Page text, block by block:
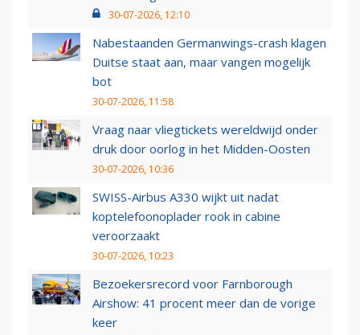
30-07-2026, 12:10
Nabestaanden Germanwings-crash klagen
Duitse staat aan, maar vangen mogelijk
bot
30-07-2026, 11:58
Vraag naar vliegtickets wereldwijd onder
druk door oorlog in het Midden-Oosten
30-07-2026, 10:36
SWISS-Airbus A330 wijkt uit nadat
koptelefoonoplader rook in cabine
veroorzaakt
30-07-2026, 10:23
Bezoekersrecord voor Farnborough
Airshow: 41 procent meer dan de vorige
keer